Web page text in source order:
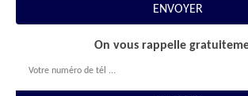
On vous rappelle